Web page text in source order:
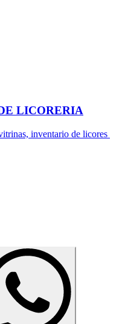
LICORERIA
inventario de licores